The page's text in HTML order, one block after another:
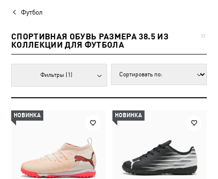
Футбол
СПОРТИВНАЯ ОБУВЬ РАЗМЕРА 38.5 ИЗ
КОЛЛЕКЦИИ ДЛЯ ФУТБОЛА
33
Фильтры (1)
НОВИНКА НОВИНКА